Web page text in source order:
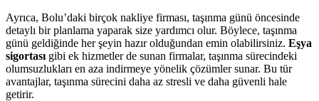
Ayrıca, Bolu’daki birçok nakliye firması, taşınma günü öncesinde
detaylı bir planlama yaparak size yardımcı olur. Böylece, taşınma
günü geldiğinde her şeyin hazır olduğundan emin olabilirsiniz. Eşya
sigortası gibi ek hizmetler de sunan firmalar, taşınma sürecindeki
olumsuzlukları en aza indirmeye yönelik çözümler sunar. Bu tür
avantajlar, taşınma sürecini daha az stresli ve daha güvenli hale
getirir.